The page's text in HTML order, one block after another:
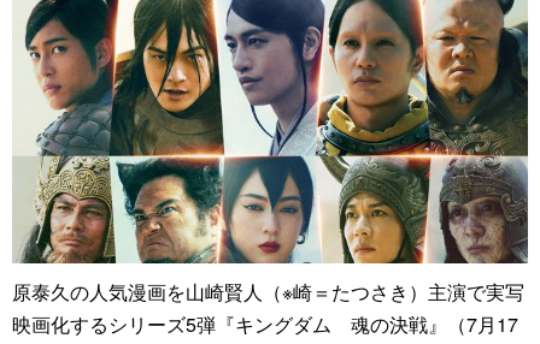
原泰久の人気漫画を山崎賢人（※崎＝たつさき）主演で実写
映画化するシリーズ5弾『キングダム 魂の決戦』（7月17